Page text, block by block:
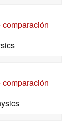
comparación
comparación